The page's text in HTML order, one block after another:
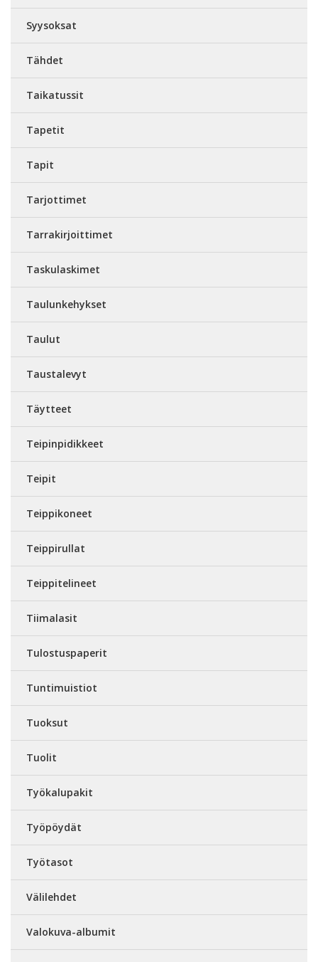
Syysoksat
Tähdet
Taikatussit
Tapetit
Tapit
Tarjottimet
Tarrakirjoittimet
Taskulaskimet
Taulunkehykset
Taulut
Taustalevyt
Täytteet
Teipinpidikkeet
Teipit
Teippikoneet
Teippirullat
Teippitelineet
Tiimalasit
Tulostuspaperit
Tuntimuistiot
Tuoksut
Tuolit
Työkalupakit
Työpöydät
Työtasot
Välilehdet
Valokuva-albumit